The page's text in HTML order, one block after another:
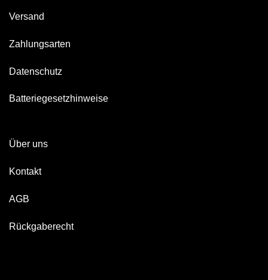
Versand
Zahlungsarten
Datenschutz
Batteriegesetzhinweise
Über uns
Kontakt
AGB
Rückgaberecht